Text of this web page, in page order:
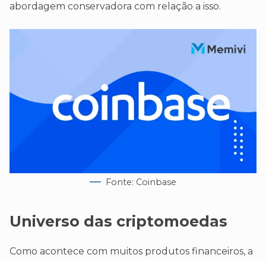
abordagem conservadora com relação a isso.
Fonte: Coinbase
Universo das criptomoedas
Como acontece com muitos produtos financeiros, a